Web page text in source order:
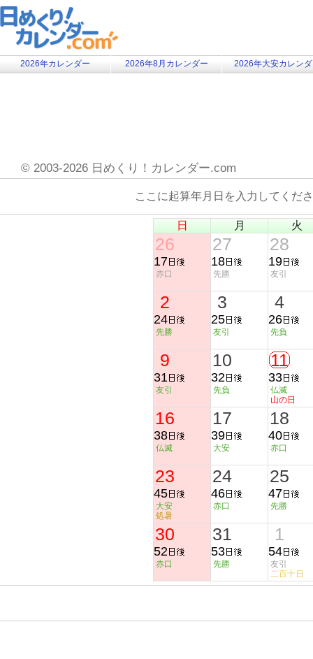
2026年カレンダー 2026年8月カレンダー 2026年大安カレン
© 2003-2026 日めくり！カレンダー.com
ここに起算年月日を入力してく
日 月 火
26
17
赤口
27
18
先勝
28
19
友引
2
24
先勝
3
25
友引
4
26
先負
9
31
友引
10
32
先負
11
33
仏滅
山の日
16
38
仏滅
17
39
大安
18
40
赤口
23
45
大安
処暑
24
46
赤口
25
47
先勝
30
52
赤口
31
53
先勝
1
54
友引
二百十日